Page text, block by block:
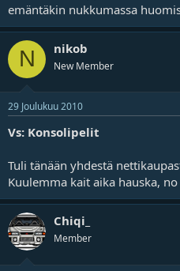
emäntäkin nukkumassa
N nikob
New Member
29 Joulukuu 2010
Vs: Konsolipelit
Tuli tänään yhdestä
Kuulemma kait aika hauska,
Chiqi_
Member